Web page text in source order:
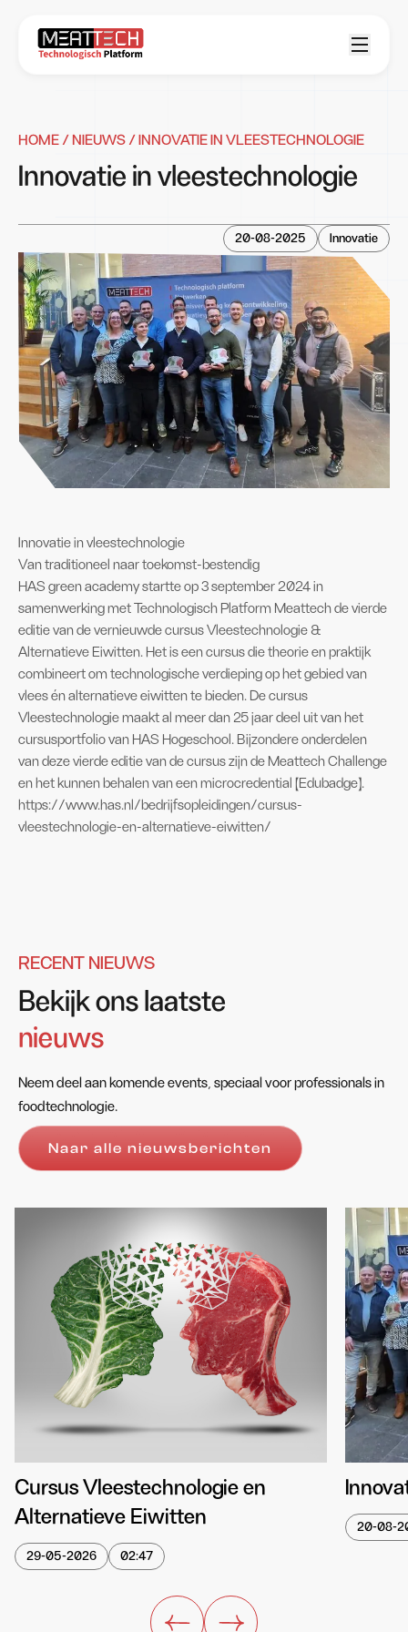
HOME / NIEUWS / INNOVATIE IN VLEESTECHNOLOGIE
Innovatie in vleestechnologie
20-08-2025 Innovatie
Innovatie in vleestechnologie
Van traditioneel naar toekomst-bestendig
HAS green academy startte op 3 september 2024 in
samenwerking met Technologisch Platform Meattech de vierde
editie van de vernieuwde cursus Vleestechnologie &
Alternatieve Eiwitten. Het is een cursus die theorie en praktijk
combineert om technologische verdieping op het gebied van
vlees én alternatieve eiwitten te bieden. De cursus
Vleestechnologie maakt al meer dan 25 jaar deel uit van het
cursusportfolio van HAS Hogeschool. Bijzondere onderdelen
van deze vierde editie van de cursus zijn de Meattech Challenge
en het kunnen behalen van een microcredential (Edubadge).
https://www.has.nl/bedrijfsopleidingen/cursus-
vleestechnologie-en-alternatieve-eiwitten/
RECENT NIEUWS
Bekijk ons laatste
nieuws
Neem deel aan komende events, speciaal voor professionals in
foodtechnologie.
Naar alle nieuwsberichten
Cursus Vleestechnologie en
Alternatieve Eiwitten
29-05-2026 02:47
20-08-